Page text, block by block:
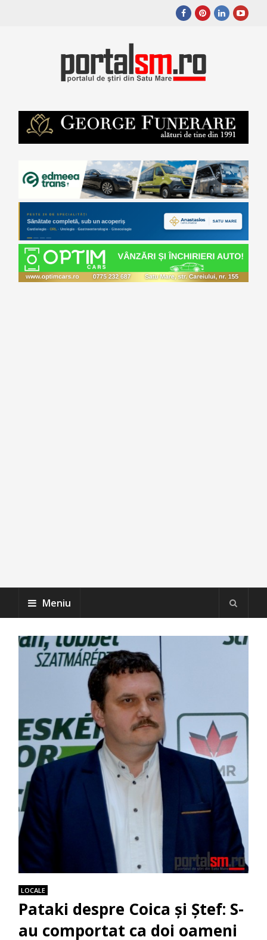
Meniu
LOCALE
Pataki despre Coica şi Ştef: S-
au comportat ca doi oameni